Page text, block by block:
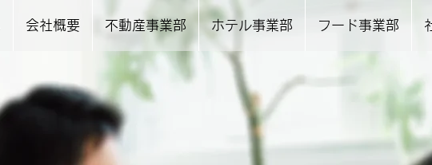
会社概要 不動産事業部 ホテル事業部 フード事業部